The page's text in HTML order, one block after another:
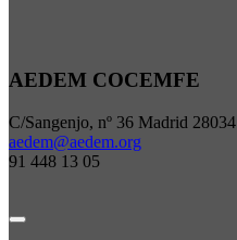
AEDEM COCEMFE
C/Sangenjo, nº 36 Madrid 28034
aedem@aedem.org
91 448 13 05